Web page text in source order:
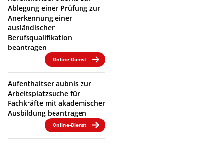
Ablegung einer Prüfung zur
Anerkennung einer
ausländischen
Berufsqualifikation
beantragen
Online-Dienst
Aufenthaltserlaubnis zur
Arbeitsplatzsuche für
Fachkräfte mit akademischer
Ausbildung beantragen
Online-Dienst